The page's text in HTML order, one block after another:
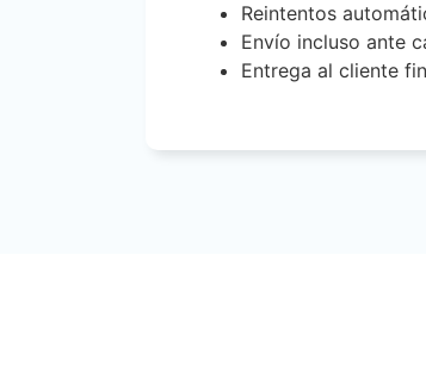
Reintentos
Envío incluso ante
Entrega al cliente